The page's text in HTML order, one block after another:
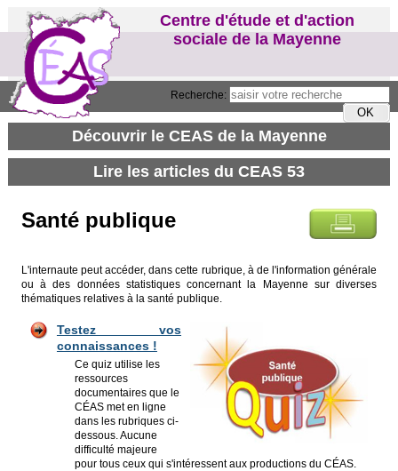
Recherche:
Centre d'étude et d'action
sociale de la Mayenne
Santé publique
L'internaute peut accéder, dans cette rubrique, à de l'information générale
ou à des données statistiques concernant la Mayenne sur diverses
thématiques relatives à la santé publique.
Testez vos
connaissances !
Ce quiz utilise les
ressources
documentaires que le
CÉAS met en ligne
dans les rubriques ci-
dessous. Aucune
difficulté majeure
pour tous ceux qui s'intéressent aux productions du CÉAS.